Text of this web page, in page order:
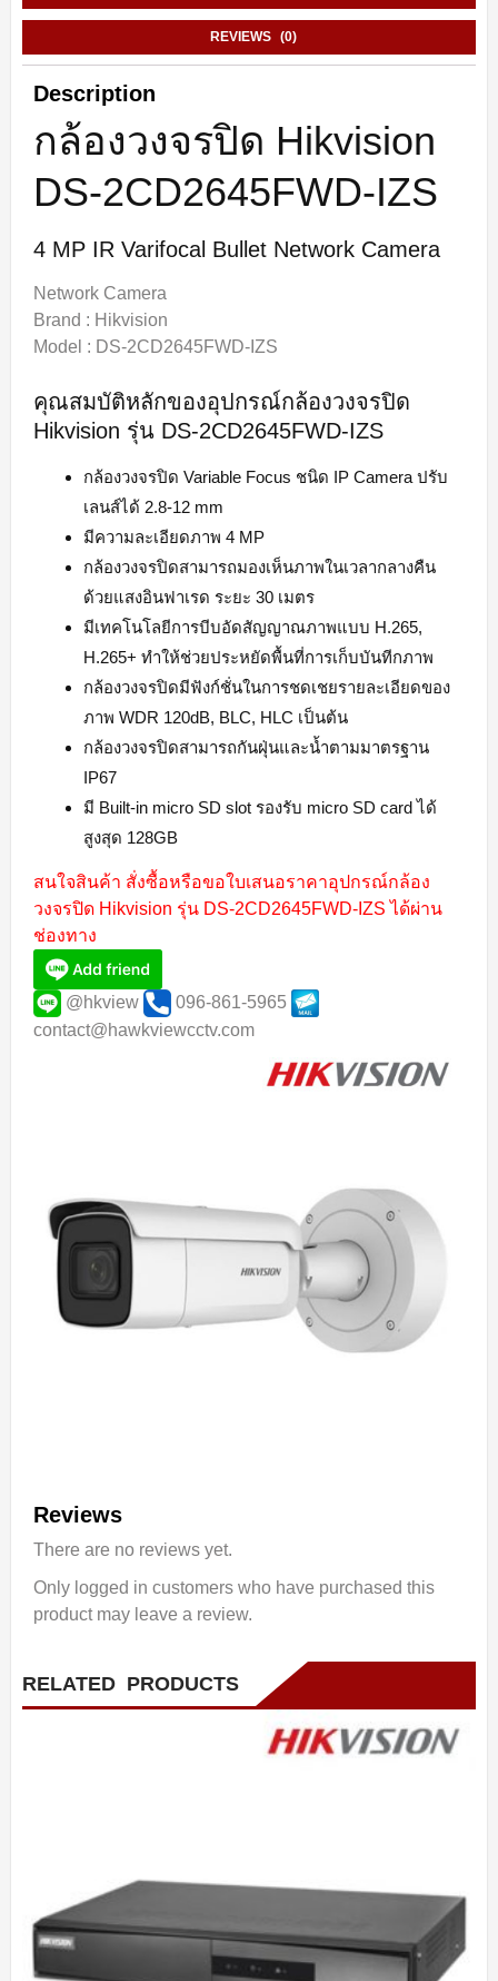
REVIEWS (0)
Description
กล้องวงจรปิด Hikvision
DS-2CD2645FWD-IZS
4 MP IR Varifocal Bullet Network Camera
Network Camera
Brand : Hikvision
Model : DS-2CD2645FWD-IZS
คุณสมบัติหลักของอุปกรณ์กล้องวงจรปิด
Hikvision รุ่น DS-2CD2645FWD-IZS
กล้องวงจรปิด Variable Focus ชนิด IP Camera ปรับ
เลนส์ได้ 2.8-12 mm
มีความละเอียดภาพ 4 MP
กล้องวงจรปิดสามารถมองเห็นภาพในเวลากลางคืน
ด้วยแสงอินฟาเรด ระยะ 30 เมตร
มีเทคโนโลยีการบีบอัดสัญญาณภาพแบบ H.265,
H.265+ ทำให้ช่วยประหยัดพื้นที่การเก็บบันทีกภาพ
กล้องวงจรปิดมีฟังก์ชั่นในการชดเชยรายละเอียดของ
ภาพ WDR 120dB, BLC, HLC เป็นต้น
กล้องวงจรปิดสามารถกันฝุ่นและน้ำตามมาตรฐาน
IP67
มี Built-in micro SD slot รองรับ micro SD card ได้
สูงสุด 128GB
สนใจสินค้า สั่งซื้อหรือขอใบเสนอราคาอุปกรณ์กล้อง
วงจรปิด Hikvision รุ่น DS-2CD2645FWD-IZS ได้ผ่าน
ช่องทาง
@hkview
096-861-5965
contact@hawkviewcctv.com
Reviews
There are no reviews yet.
Only logged in customers who have purchased this
product may leave a review.
RELATED PRODUCTS